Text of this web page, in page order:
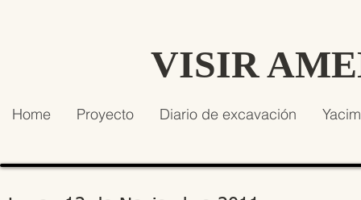
VISIR
Home Proyecto Diario de excavación